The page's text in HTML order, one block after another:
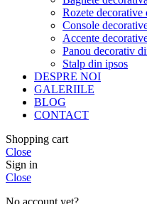
Rozete decorative
Console
Accente
Panou decorativ
Stalp din ipsos
DESPRE NOI
GALERIILE
BLOG
CONTACT
Shopping cart
Close
Sign in
Close
No account yet?